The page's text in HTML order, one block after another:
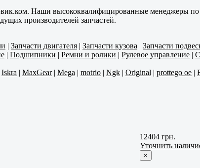
Наши высококвалифицированные менеджеры
производителей запчастей.
| Запчасти двигателя | Запчасти кузова | Запчасти
| Подшипники | Ремни и ролики | Рулевое управление |
Iskra | MaxGear| Mega | motrio | Ngk | Original | prottego oe |
12404 грн.
Уточнить
×